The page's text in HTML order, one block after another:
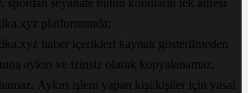
spordan seyahate bütün konuların tek adresi
platformunda;
haber içerikleri kaynak gösterilmeden
aykırı ve izinsiz olarak kopyalanamaz,
Aykırı işlem yapan kişi/kişiler için yasal